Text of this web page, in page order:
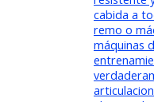
cabida a
remo o
máquinas